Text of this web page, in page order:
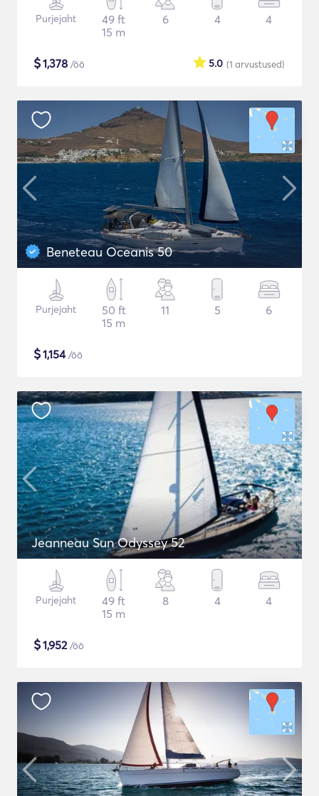
Purjejaht
49 ft
15 m
6 4 4
$1,378 /öö (1 arvustused)
5.0
Beneteau Oceanis 50
Purjejaht
50 ft
15 m
11 5 6
$1,154/öö
Jeanneau Sun Odyssey 52
Purjejaht
49 ft
15 m
8 4 4
$1,952/öö